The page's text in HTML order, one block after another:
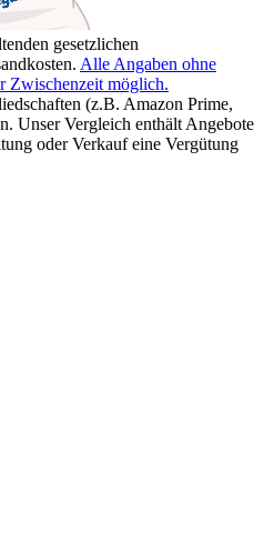
gesetzlichen
Alle Angaben ohne
Zwischenzeit möglich.
(z.B. Amazon Prime,
Unser Vergleich enthält Angebote
oder Verkauf eine Vergütung